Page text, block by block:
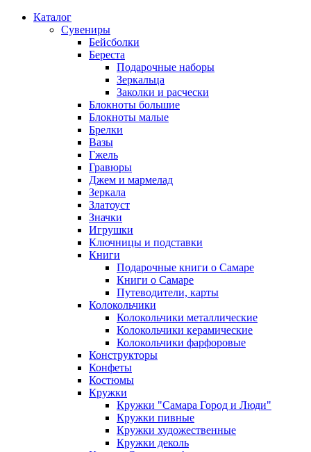
Каталог
Сувениры
Бейсболки
Береста
Подарочные наборы
Зеркальца
Заколки и расчески
Блокноты большие
Блокноты малые
Брелки
Вазы
Гжель
Гравюры
Джем и мармелад
Зеркала
Златоуст
Значки
Игрушки
Ключницы и подставки
Книги
Подарочные книги о Самаре
Книги о Самаре
Путеводители, карты
Колокольчики
Колокольчики металлические
Колокольчики керамические
Колокольчики фарфоровые
Конструкторы
Конфеты
Костюмы
Кружки
Кружки "Самара Город и Люди"
Кружки пивные
Кружки художественные
Кружки деколь